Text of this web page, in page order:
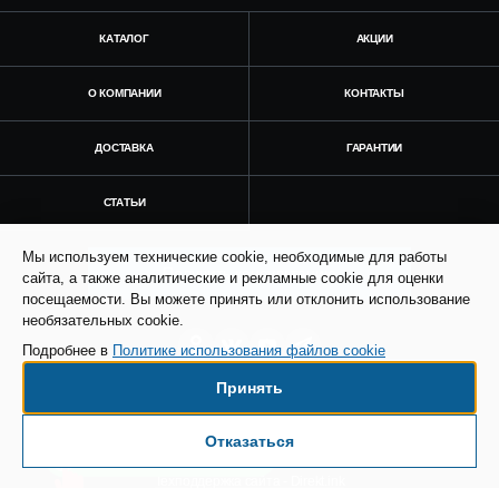
КАТАЛОГ АКЦИИ
О КОМПАНИИ КОНТАКТЫ
ДОСТАВКА ГАРАНТИИ
СТАТЬИ
Получить консультацию
© Все права защищены. Информация сайта
Мы используем технические cookie, необходимые для работы
сайта, а также аналитические и рекламные cookie для оценки
посещаемости. Вы можете принять или отклонить использование
необязательных cookie.
Подробнее в Политике использования файлов cookie
Принять
Отказаться